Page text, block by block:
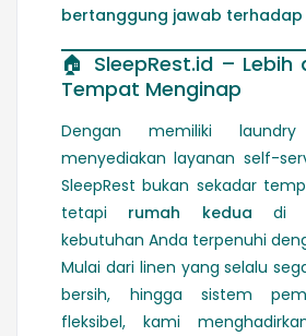
bertanggung jawab terhadap
🏠 SleepRest.id – Lebih
Tempat Menginap
Dengan memiliki
menyediakan layanan self-
SleepRest bukan sekadar
tetapi rumah kedua di
kebutuhan Anda terpenuhi
Mulai dari linen yang selalu
bersih, hingga sistem
fleksibel, kami